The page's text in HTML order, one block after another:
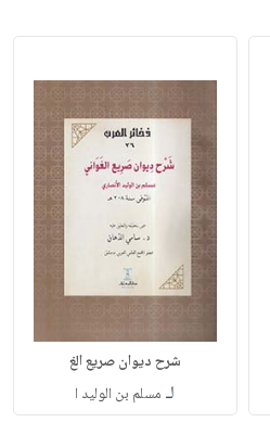
شرح ديوان صريع الغ
لـ مسلم بن الوليد ا